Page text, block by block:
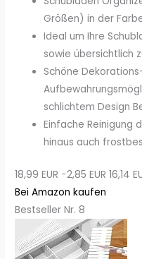
Größen) in der
Ideal um Ihre
sowie übersichtlich
Schöne
schlichtem Design
Einfache Reinigung
hinaus auch
18,99 EUR −2,85 EUR 16,14
Bei Amazon kaufen
Bestseller Nr. 8